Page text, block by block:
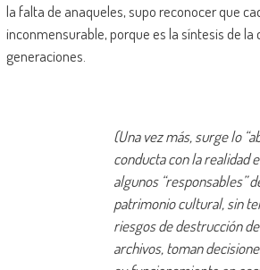
la falta de anaqueles, supo reconocer que
inconmensurable, porque es la síntesis de la
generaciones.
(Una vez más, surge lo
conducta con la realidad
algunos “responsables”
patrimonio cultural, sin
riesgos de destrucción
archivos, toman